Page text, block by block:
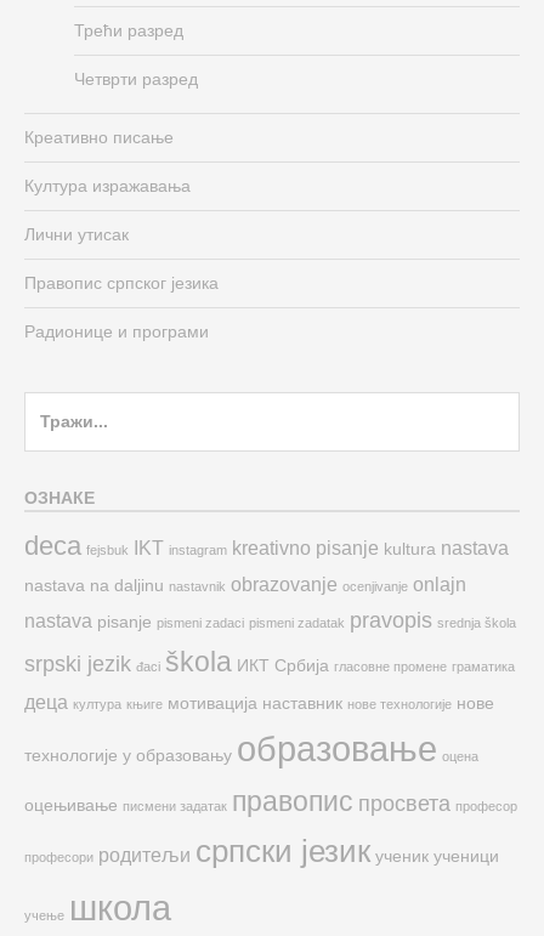
Трећи разред
Четврти разред
Креативно писање
Култура изражавања
Лични утисак
Правопис српског језика
Радионице и програми
ОЗНАКЕ
deca fejsbuk IKT instagram kreativno pisanje kultura nastava
nastava na daljinu nastavnik obrazovanje ocenjivanje onlajn
nastava pisanje pismeni zadaci pismeni zadatak pravopis srednja škola
srpski jezik đaci škola ИКТ Србија гласовне промене граматика
деца култура књиге мотивација наставник нове технологије нове
технологије у образовању образовање оцена
оцењивање писмени задатак правопис просвета професор
професори родитељи српски језик ученик ученици
учење школа